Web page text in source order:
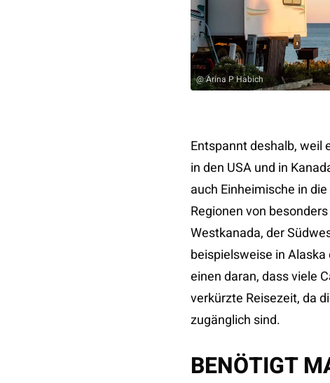
@ Arina P Habich
Entspannt deshalb, weil
in den USA und in
auch Einheimische in
Regionen von
Westkanada, der
beispielsweise in
einen daran, dass viele
verkürzte Reisezeit, da
zugänglich sind.
BENÖTIGT